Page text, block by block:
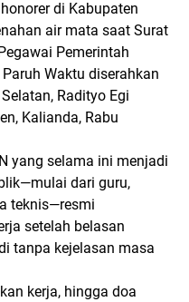
di Kabupaten
air mata saat Surat
Pemerintah
Waktu diserahkan
Radityo Egi
Kalianda, Rabu
yang selama ini menjadi
dari guru,
teknis—resmi
setelah belasan
tanpa kejelasan masa
kerja, hingga doa